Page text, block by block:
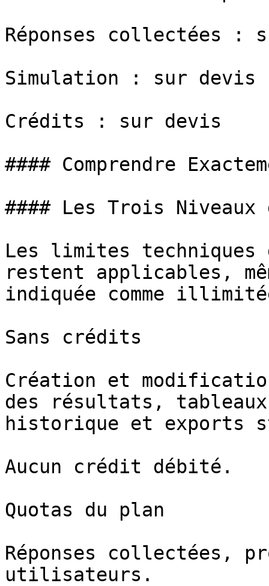
Réponses collectées :
Simulation : sur devis
Crédits : sur devis
#### Comprendre
#### Les Trois Niveaux
Les limites
restent applicables,
indiquée comme
Sans crédits
Création et
des résultats,
historique et exports
Aucun crédit débité.
Quotas du plan
Réponses collectées,
utilisateurs.